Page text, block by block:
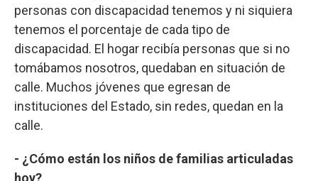
personas con discapacidad tenemos y ni siquiera
tenemos el porcentaje de cada tipo de
discapacidad. El hogar recibía personas que si no
tomábamos nosotros, quedaban en situación de
calle. Muchos jóvenes que egresan de
instituciones del Estado, sin redes, quedan en la
calle.
- ¿Cómo están los niños de familias articuladas
hoy?